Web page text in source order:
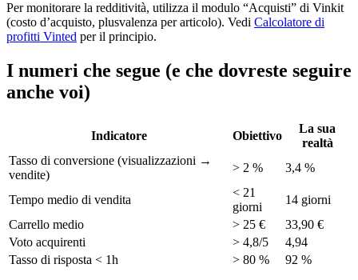
Per monitorare la redditività, utilizza il modulo “Acquisti” di Vinkit
(costo d’acquisto, plusvalenza per articolo). Vedi Calcolatore di
profitti Vinted per il principio.
I numeri che segue (e che dovreste seguire
anche voi)
Indicatore Obiettivo
La sua
realtà
Tasso di conversione (visualizzazioni →
vendite)
> 2 % 3,4 %
Tempo medio di vendita
< 21
giorni
14 giorni
Carrello medio
> 25 €
33,90 €
Voto acquirenti
> 4,8/5
4,94
Tasso di risposta < 1h
> 80 % 92 %